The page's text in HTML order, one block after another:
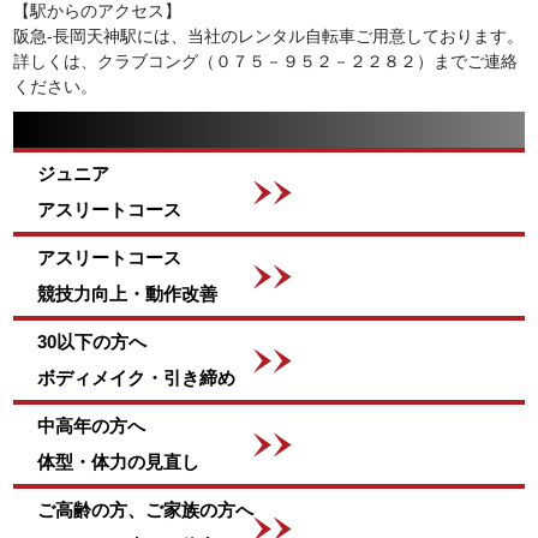
【駅からのアクセス】
阪急-長岡天神駅には、当社のレンタル自転車ご用意しております。
詳しくは、クラブコング（０７５－９５２－２２８２）までご連絡
ください。
ジュニア
アスリートコース
アスリートコース
競技力向上・動作改善
30以下の方へ
ボディメイク・引き締め
中高年の方へ
体型・体力の見直し
ご高齢の方、ご家族の方へ